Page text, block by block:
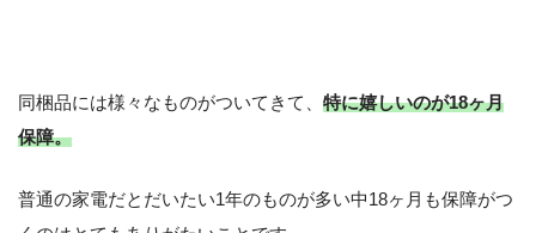
同梱品には様々なものがついてきて、 特に嬉しいのが18ヶ月
保障。
普通の家電だとだいたい1年のものが多い中18ヶ月も保障がつ